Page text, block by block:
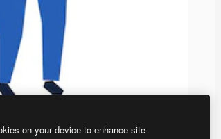
on your device to enhance site